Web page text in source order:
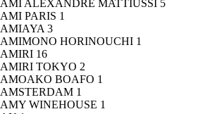
AMI ALEXANDRE MATTIUSSI 5
AMI PARIS 1
AMIAYA 3
AMIMONO HORINOUCHI 1
AMIRI 16
AMIRI TOKYO 2
AMOAKO BOAFO 1
AMSTERDAM 1
AMY WINEHOUSE 1